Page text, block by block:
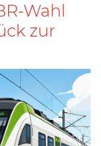
Wahl
zur